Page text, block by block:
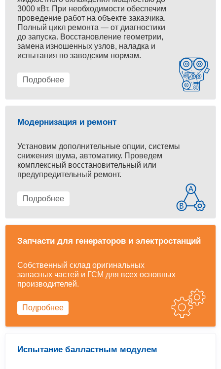
3000 кВт. При необходимости обеспечим
проведение работ на объекте заказчика.
Полный цикл ремонта — от диагностики
до запуска. Восстановление геометрии,
замена изношенных узлов, наладка и
испытания по заводским нормам.
Подробнее
Модернизация и ремонт
Установим дополнительные опции, системы
снижения шума, автоматику. Проведем
комплексный восстановительный или
предупредительный ремонт.
Подробнее
Запчасти для генераторов и электростанций
Собственный склад оригинальных
запасных частей и ГСМ для всех основных
производителей.
Подробнее
Испытание балластным модулем